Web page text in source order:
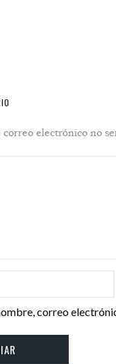
electrónico no
correo